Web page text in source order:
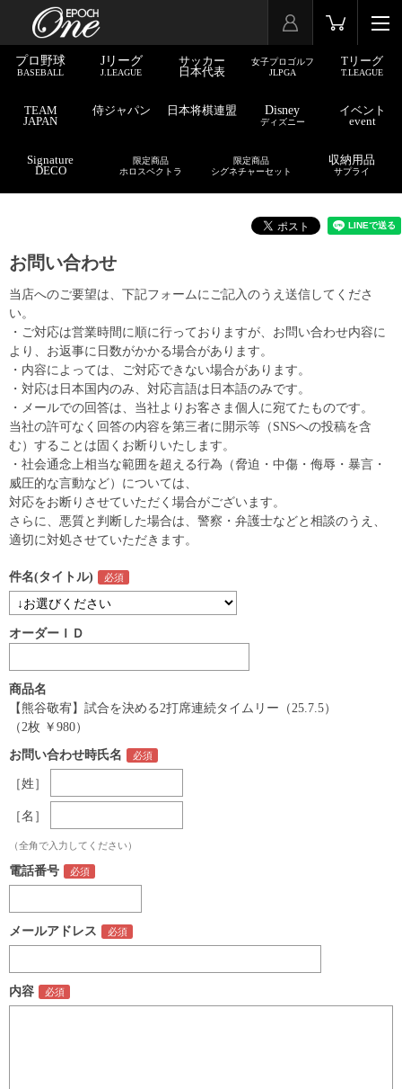
プロ野球
BASEBALL
Jリーグ
J.LEAGUE
サッカー
日本代表
女子プロゴルフ
JLPGA
Tリーグ
T.LEAGUE
TEAM
JAPAN
侍ジャパン 日本将棋連盟 Disney
ディズニー
イベント
event
Signature
DECO
限定商品
ホロスペクトラ
限定商品
シグネチャーセット
収納用品
サプライ
お問い合わせ
当店へのご要望は、下記フォームにご記入のうえ送信してくださ
い。
・ご対応は営業時間に順に行っておりますが、お問い合わせ内容に
より、お返事に日数がかかる場合があります。
・内容によっては、ご対応できない場合があります。
・対応は日本国内のみ、対応言語は日本語のみです。
・メールでの回答は、当社よりお客さま個人に宛てたものです。
当社の許可なく回答の内容を第三者に開示等（SNSへの投稿を含
む）することは固くお断りいたします。
・社会通念上相当な範囲を超える行為（脅迫・中傷・侮辱・暴言・
威圧的な言動など）については、
対応をお断りさせていただく場合がございます。
さらに、悪質と判断した場合は、警察・弁護士などと相談のうえ、
適切に対処させていただきます。
件名(タイトル)
オーダーＩＤ
商品名
【熊谷敬宥】試合を決める2打席連続タイムリー（25.7.5）
（2枚 ￥980）
お問い合わせ時氏名
［姓］
［名］
（全角で入力してください）
電話番号
メールアドレス
内容